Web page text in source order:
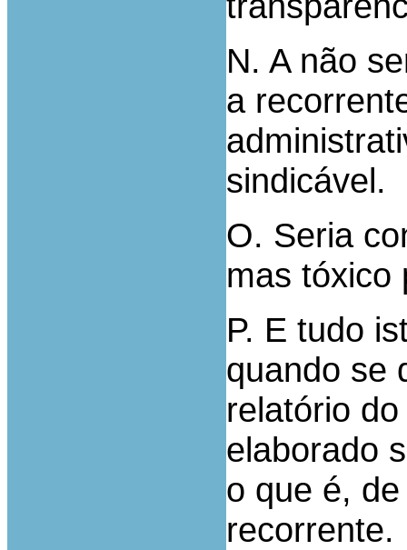
N. A não
a
sindicável.
O. Seria
mas tóxico
P. E tudo
quando se
relatório
elaborado
o que é,
recorrente.